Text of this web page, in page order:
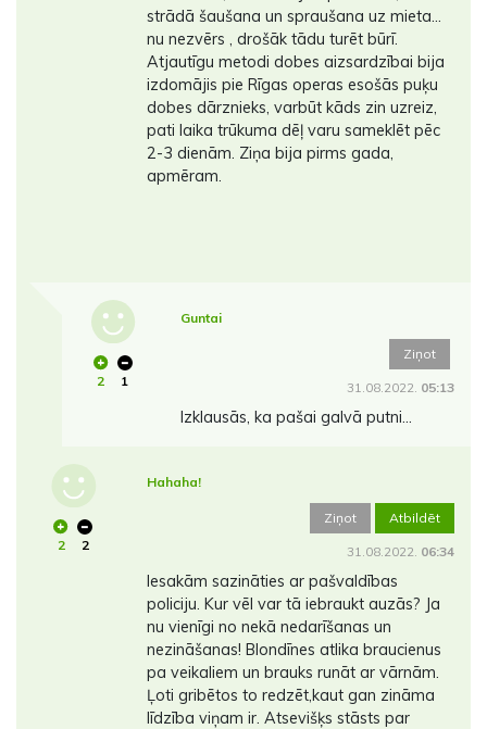
strādā šaušana un spraušana uz mieta...
nu nezvērs , drošāk tādu turēt būrī.
Atjautīgu metodi dobes aizsardzībai bija
izdomājis pie Rīgas operas esošās puķu
dobes dārznieks, varbūt kāds zin uzreiz,
pati laika trūkuma dēļ varu sameklēt pēc
2-3 dienām. Ziņa bija pirms gada,
apmēram.
2 1
Guntai
Ziņot
31.08.2022. 05:13
Izklausās, ka pašai galvā putni...
2 2
Hahaha!
Ziņot Atbildēt
31.08.2022. 06:34
Iesakām sazināties ar pašvaldības
policiju. Kur vēl var tā iebraukt auzās? Ja
nu vienīgi no nekā nedarīšanas un
nezināšanas! Blondīnes atlika braucienus
pa veikaliem un brauks runāt ar vārnām.
Ļoti gribētos to redzēt,kaut gan zināma
līdzība viņam ir. Atsevišķs stāsts par